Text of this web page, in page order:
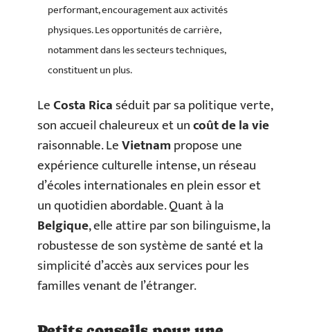
performant, encouragement aux activités
physiques. Les opportunités de carrière,
notamment dans les secteurs techniques,
constituent un plus.
LeCosta Ricaséduit par sa politique verte,
son accueil chaleureux et uncoût de la vie
raisonnable. LeVietnampropose une
expérience culturelle intense, un réseau
d’écoles internationales en plein essor et
un quotidien abordable. Quant à la
Belgique, elle attire par son bilinguisme, la
robustesse de son système de santé et la
simplicité d’accès aux services pour les
familles venant de l’étranger.